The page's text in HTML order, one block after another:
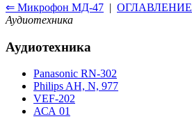
⇐ Микрофон МД-47 | ОГЛАВЛЕНИЕ
Аудиотехника
Аудиотехника
Panasonic RN-302
Philips AH, N, 977
VEF-202
АСА 01